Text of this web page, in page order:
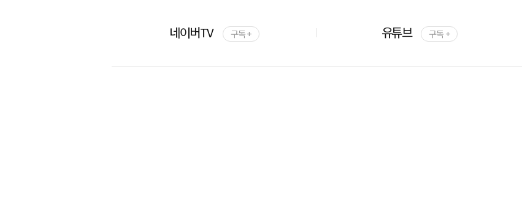
네이버TV 구독 + 유튜브 구독 +